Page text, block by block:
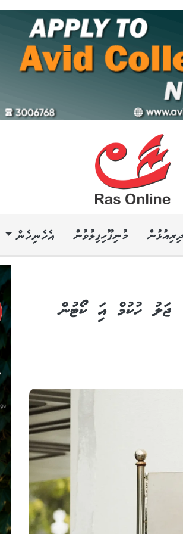
ދިރިއުޅުން މުނިފޫހިފިލުވުން އެހެނިހެން
ޖިންސީ ގޯނާކުރި މީހާގެ 18 އަހަރުގެ ޖަލު ހުކުމް ހައި ކޯޓުން